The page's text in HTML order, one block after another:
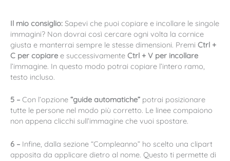
Il mio consiglio: Sapevi che puoi copiare e incollare le singole
immagini? Non dovrai così cercare ogni volta la cornice
giusta e manterrai sempre le stesse dimensioni. Premi Ctrl +
C per copiare e successivamente Ctrl + V per incollare
l’immagine. In questo modo potrai copiare l’intero ramo,
testo incluso.
5 – Con l’opzione “guide automatiche” potrai posizionare
tutte le persone nel modo più corretto. Le linee compaiono
non appena clicchi sull’immagine che vuoi spostare.
6 – Infine, dalla sezione “Compleanno” ho scelto una clipart
apposita da applicare dietro al nome. Questo ti permette di